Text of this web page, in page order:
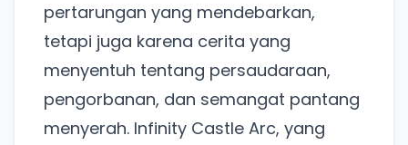
pertarungan yang mendebarkan,
tetapi juga karena cerita yang
menyentuh tentang persaudaraan,
pengorbanan, dan semangat pantang
menyerah. Infinity Castle Arc, yang